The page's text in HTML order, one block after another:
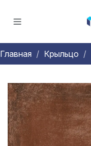
Главная Крыльцо